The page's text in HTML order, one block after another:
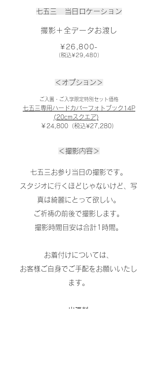
​七五三 当日ロケーション
撮影＋全データお渡し
¥26,800-
（税込¥29,480）
＜オプション＞
ご入園・ご入学限定特別セット価格
七五三専用ハードカバーフォトブック14P
(20cmスクエア)
￥24,800（税込¥27,280）
＜撮影内容＞
七五三お参り当日の撮影です。
スタジオに行くほどじゃないけど、写
真は綺麗にとって欲しい。
ご祈祷の前後で撮影します。
撮影時間目安は合計1時間。
お着付けについては、
お客様ご自身でご手配をお願いいたし
ます。
出張料